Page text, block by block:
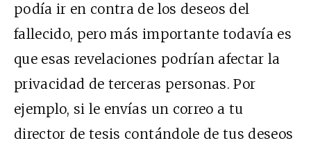
podía ir en contra de los deseos del
fallecido, pero más importante todavía es
que esas revelaciones podrían afectar la
privacidad de terceras personas. Por
ejemplo, si le envías un correo a tu
director de tesis contándole de tus deseos